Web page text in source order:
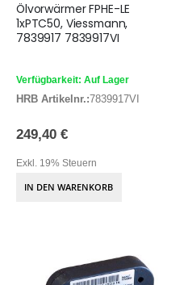
Ölvorwärmer FPHE-LE
1xPTC50, Viessmann,
7839917 7839917VI
Verfügbarkeit: Auf Lager
HRB Artikelnr.:7839917VI
249,40 €
Exkl. 19% Steuern
IN DEN WARENKORB